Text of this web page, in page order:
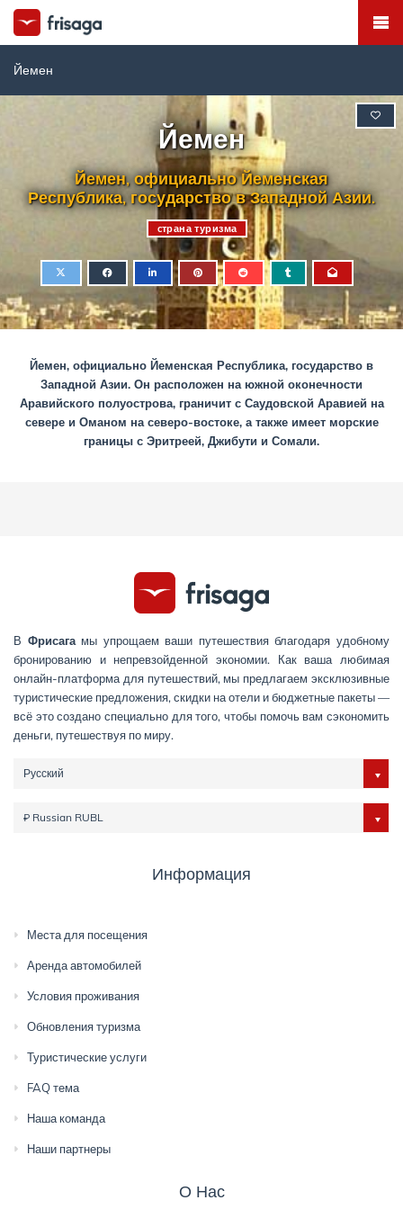
Йемен
Йемен
Йемен, официально Йеменская
Республика, государство в Западной Азии.
cтрана туризма
Йемен, официально Йеменская Республика, государство в
Западной Азии. Он расположен на южной оконечности
Аравийского полуострова, граничит с Саудовской Аравией на
севере и Оманом на северо-востоке, а также имеет морские
границы с Эритреей, Джибути и Сомали.
В Фрисагамы упрощаем ваши путешествия благодаря удобному
бронированию и непревзойденной экономии. Как ваша любимая
онлайн-платформа для путешествий, мы предлагаем эксклюзивные
туристические предложения, скидки на отели и бюджетные пакеты —
всё это создано специально для того, чтобы помочь вам сэкономить
деньги, путешествуя по миру.
Русский
₽ Russian RUBL
Информация
Места для посещения
Аренда автомобилей
Условия проживания
Обновления туризма
Туристические услуги
FAQ тема
Наша команда
Наши партнеры
О Нас